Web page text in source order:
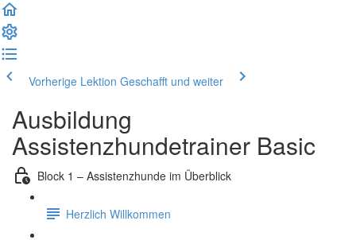
Vorherige Lektion Geschafft und weiter
Ausbildung
Assistenzhundetrainer Basic
Block 1 – Assistenzhunde im Überblick
Herzlich Willkommen